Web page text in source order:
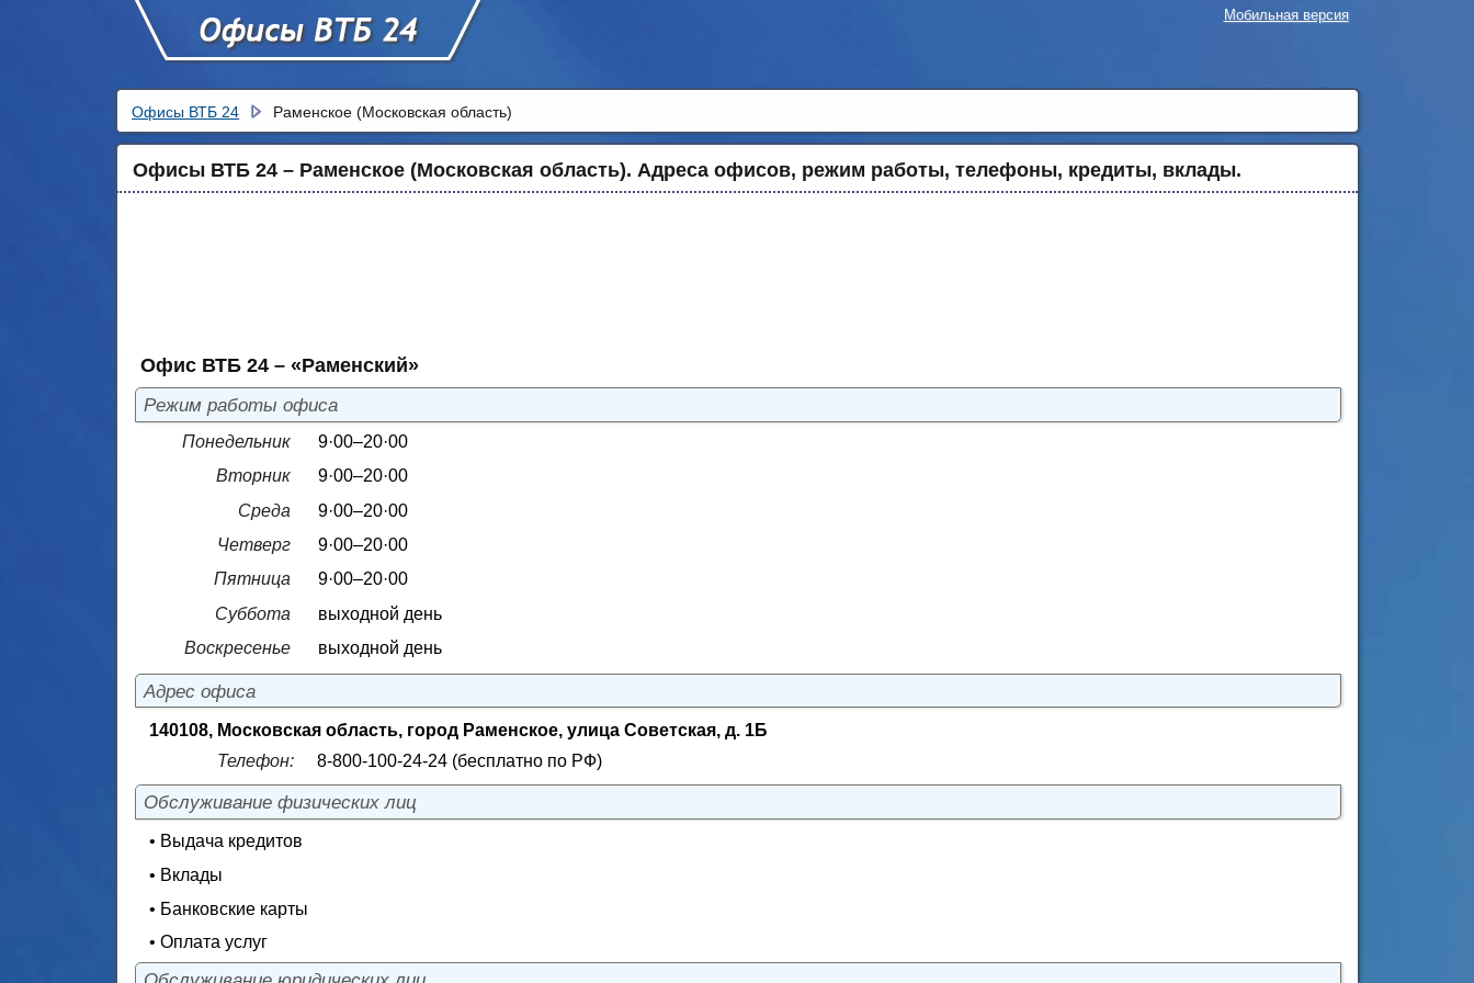
Мобильная версия
Офисы ВТБ 24 Раменское (Московская область)
Офисы ВТБ 24 – Раменское (Московская область). Адреса офисов, режим работы, телефоны, кредиты, вклады.
Офис ВТБ 24 – «Раменский»
Режим работы офиса
Понедельник
9·00–20·00
Вторник
9·00–20·00
Среда
9·00–20·00
Четверг
9·00–20·00
Пятница
9·00–20·00
Суббота
выходной день
Воскресенье
выходной день
Адрес офиса
140108, Московская область, город Раменское, улица Советская, д. 1Б
Телефон:
8-800-100-24-24 (бесплатно по РФ)
Обслуживание физических лиц
• Выдача кредитов
• Вклады
• Банковские карты
• Оплата услуг